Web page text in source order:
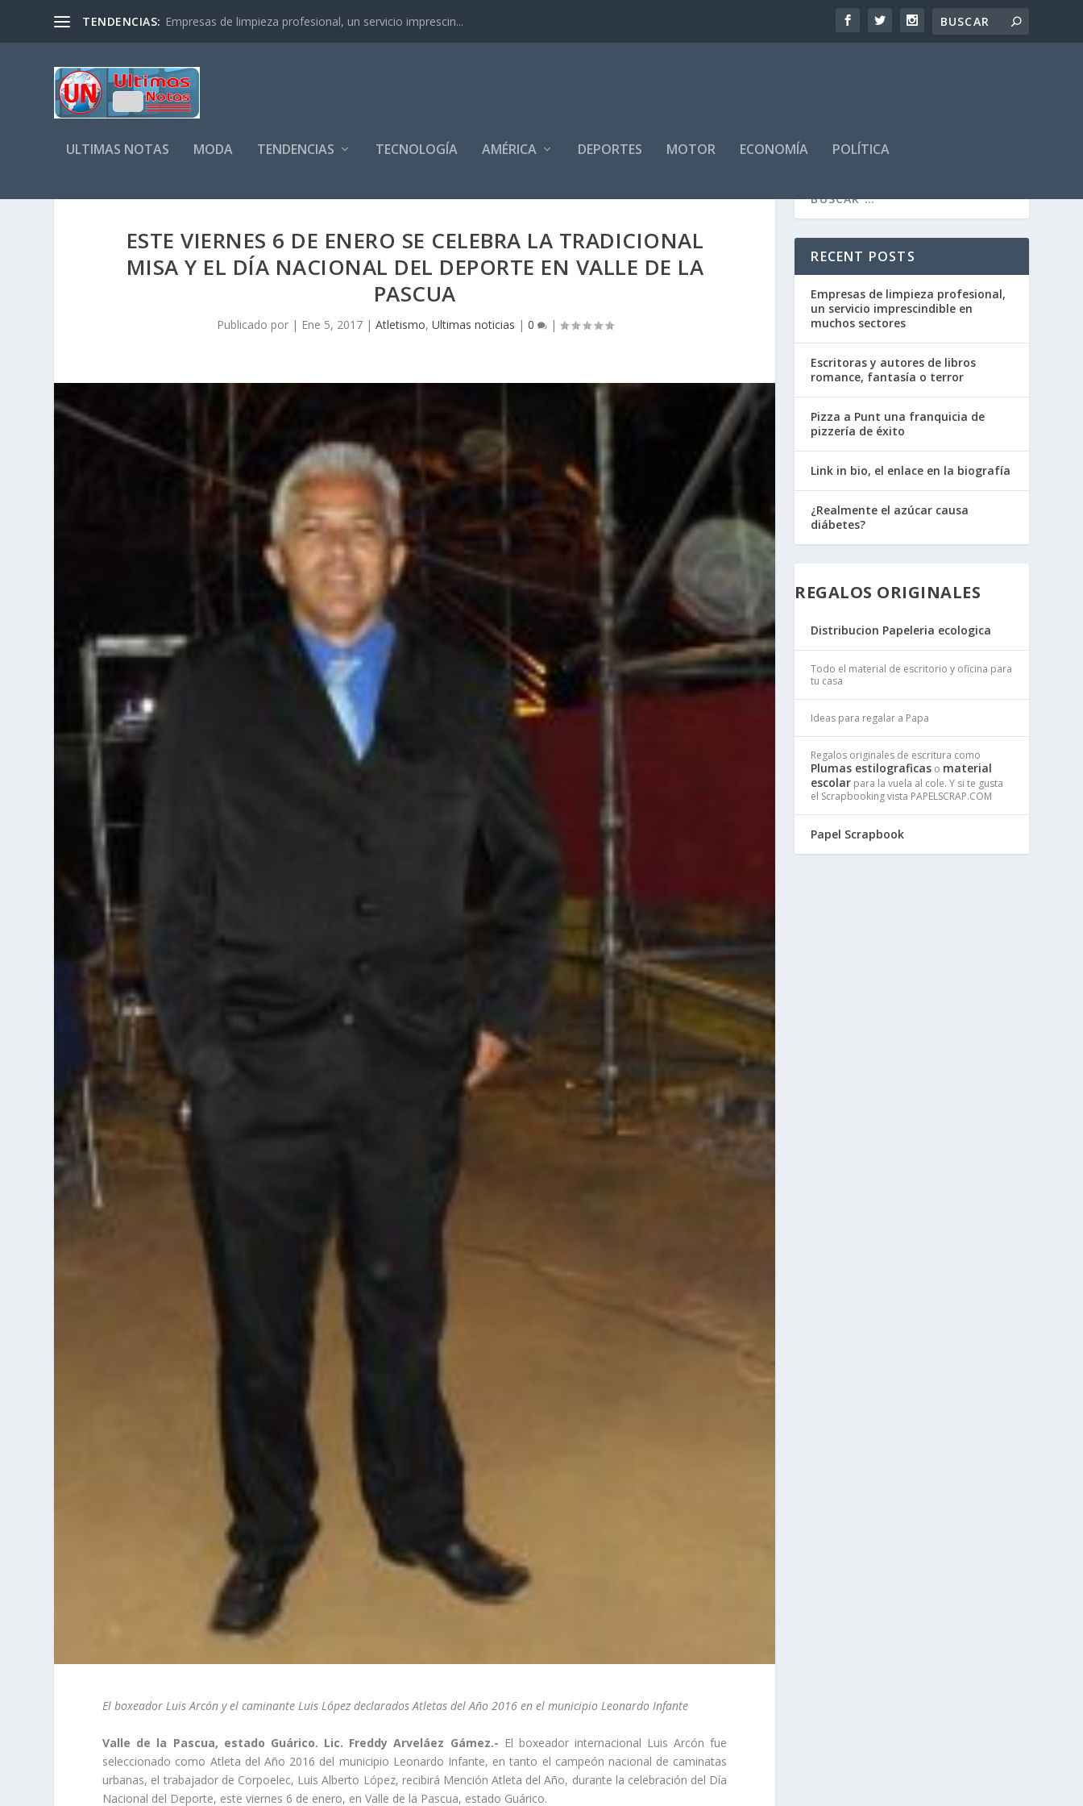
TENDENCIAS: Empresas de limpieza profesional, un servicio imprescin...
ULTIMAS NOTAS MODA TENDENCIAS TECNOLOGÍA AMÉRICA DEPORTES MOTOR ECONOMÍA POLÍTICA
ESTE VIERNES 6 DE ENERO SE CELEBRA LA TRADICIONAL
MISA Y EL DÍA NACIONAL DEL DEPORTE EN VALLE DE LA
PASCUA
Publicado por | Ene 5, 2017| Atletismo, Ultimas noticias | 0 |
El boxeador Luis Arcón y el caminante Luis López declarados Atletas del Año 2016 en el municipio Leonardo Infante
Valle de la Pascua, estado Guárico. Lic. Freddy Arveláez Gámez.- El boxeador internacional Luis Arcón fue
seleccionado como Atleta del Año 2016 del municipio Leonardo Infante, en tanto el campeón nacional de caminatas
urbanas, el trabajador de Corpoelec, Luis Alberto López, recibirá Mención Atleta del Año, durante la celebración del Día
Nacional del Deporte, este viernes 6 de enero, en Valle de la Pascua, estado Guárico.
RECENT POSTS
Empresas de limpieza profesional,
un servicio imprescindible en
muchos sectores
Escritoras y autores de libros
romance, fantasía o terror
Pizza a Punt una franquicia de
pizzería de éxito
Link in bio, el enlace en la biografía
¿Realmente el azúcar causa
diábetes?
REGALOS ORIGINALES
Distribucion Papeleria ecologica
Todo el material de escritorio y oficina para
tu casa
Ideas para regalar a Papa
Regalos originales de escritura como
Plumas estilograficas o material
escolar para la vuela al cole. Y si te gusta
el Scrapbooking vista PAPELSCRAP.COM
Papel Scrapbook